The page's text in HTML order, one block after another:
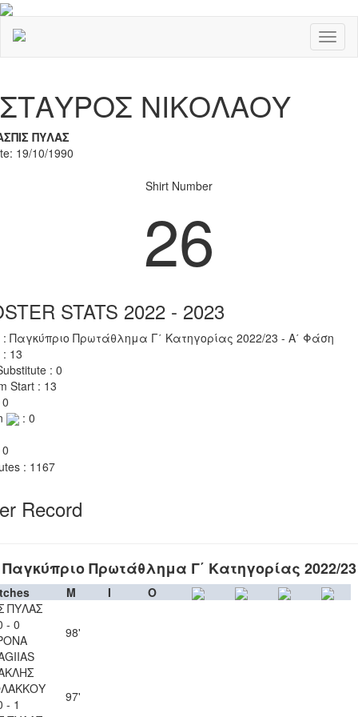
ΣΤΑΥΡΟΣ ΝΙΚΟΛΑΟΥ
ΠΥΛΑΣ
19/10/1990
Shirt Number
26
STATS 2022 - 2023
: Παγκύπριο Πρωτάθλημα Γ΄ Κατηγορίας 2022/23 - Α΄ Φάση
: 13
: 0
Start : 13
: 0
: 1167
Record
Παγκύπριο Πρωτάθλημα Γ΄ Κατηγορίας 2022/23
M I
O
ΠΥΛΑΣ
- 0
98'
- 1
97'